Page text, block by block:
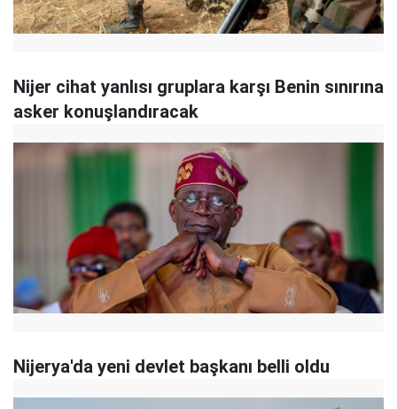
Nijer cihat yanlısı gruplara karşı Benin sınırına
asker konuşlandıracak
Nijerya'da yeni devlet başkanı belli oldu